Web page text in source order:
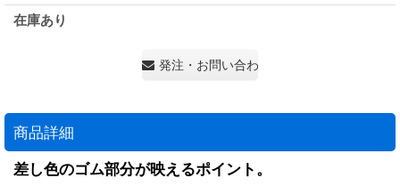
在庫あり
発注・お問い合わせ・見積もり依頼
商品詳細
差し色のゴム部分が映えるポイント。